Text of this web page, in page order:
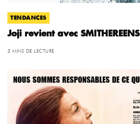
TENDANCES
Joji revient avec SMITHEREENS
3 MINS DE LECTURE